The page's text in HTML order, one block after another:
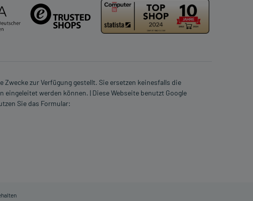
zur Verfügung gestellt. Sie ersetzen keinesfalls die
werden können. | Diese Webseite benutzt Google
Sie das Formular: